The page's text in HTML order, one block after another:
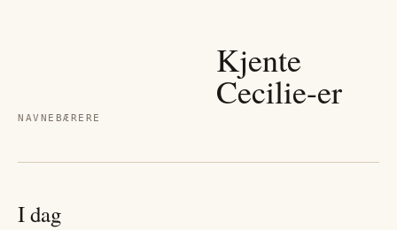
NAVNEBÆRERE
Kjente
Cecilie-er
I dag